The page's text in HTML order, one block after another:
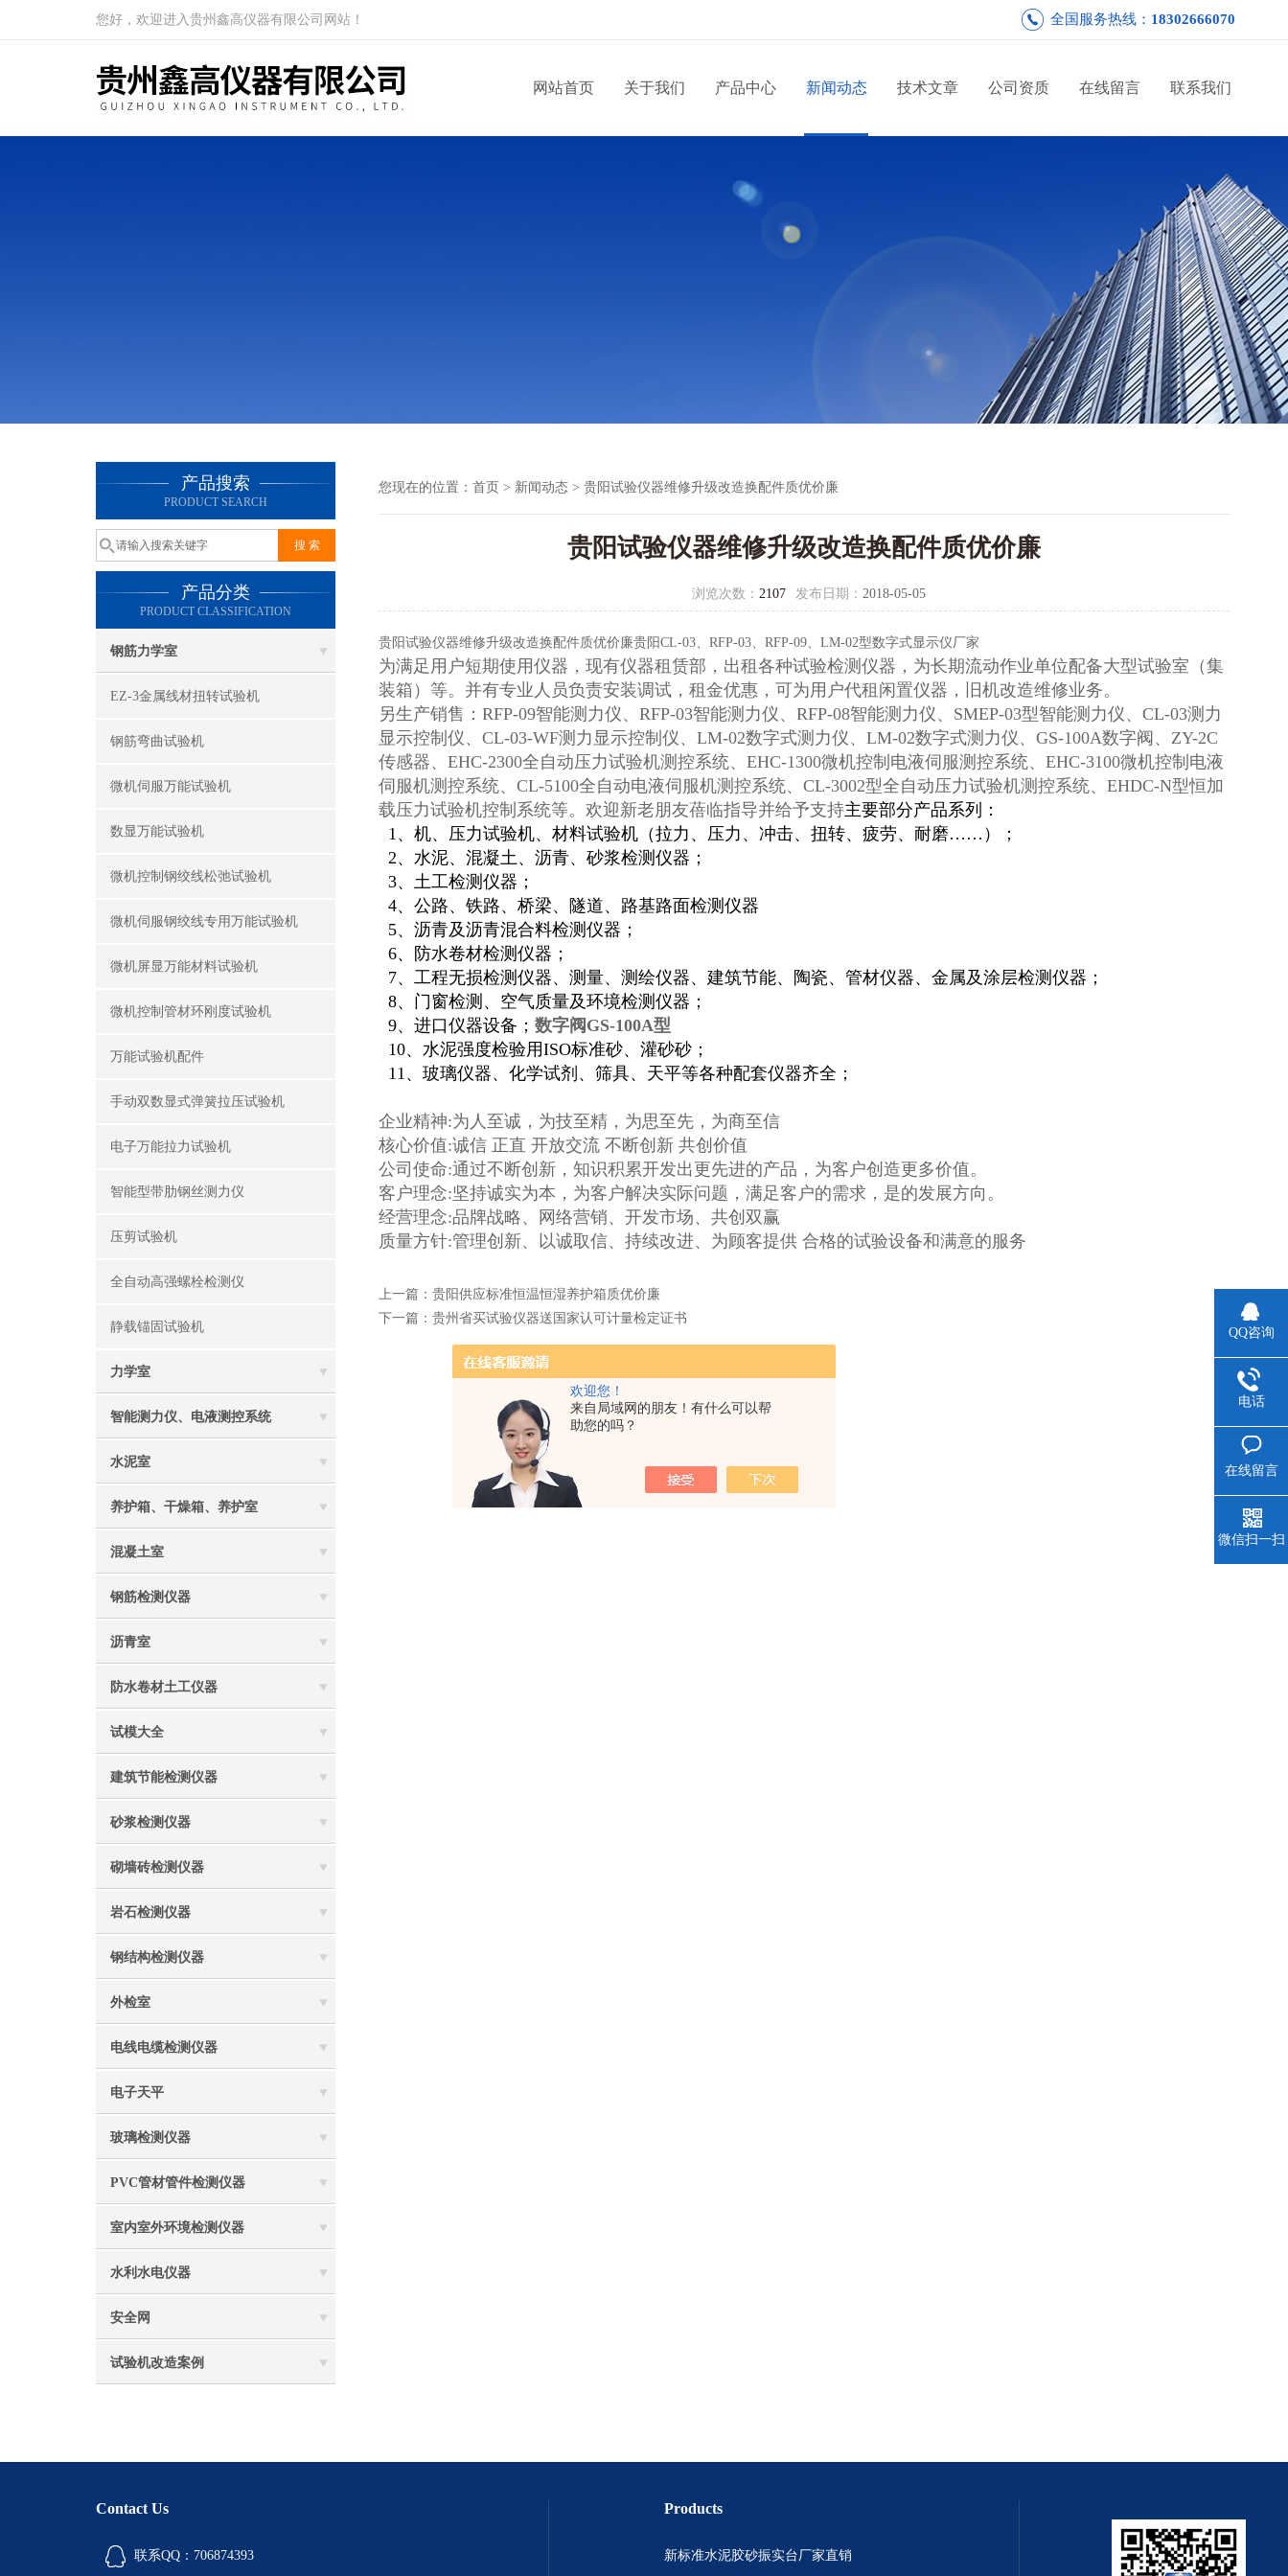
欢迎您！
来自局域网的朋友！有什么可以帮
助您的吗？
您好，欢迎进入贵州鑫高仪器有限公司网站！ 全国服务热线： 18302666070
网站首页 关于我们 产品中心 新闻动态 技术文章 公司资质 在线留言 联系我们
产品搜索
PRODUCT SEARCH
产品分类
PRODUCT CLASSIFICATION
钢筋力学室
EZ-3金属线材扭转试验机
钢筋弯曲试验机
微机伺服万能试验机
数显万能试验机
微机控制钢绞线松弛试验机
微机伺服钢绞线专用万能试验机
微机屏显万能材料试验机
微机控制管材环刚度试验机
万能试验机配件
手动双数显式弹簧拉压试验机
电子万能拉力试验机
智能型带肋钢丝测力仪
压剪试验机
全自动高强螺栓检测仪
静载锚固试验机
力学室
智能测力仪、电液测控系统
水泥室
养护箱、干燥箱、养护室
混凝土室
钢筋检测仪器
沥青室
防水卷材土工仪器
试模大全
建筑节能检测仪器
砂浆检测仪器
砌墙砖检测仪器
岩石检测仪器
钢结构检测仪器
外检室
电线电缆检测仪器
电子天平
玻璃检测仪器
PVC管材管件检测仪器
室内室外环境检测仪器
水利水电仪器
安全网
试验机改造案例
您现在的位置： 首页 > 新闻动态 > 贵阳试验仪器维修升级改造换配件质优价廉
贵阳试验仪器维修升级改造换配件质优价廉
浏览次数： 2107 发布日期： 2018-05-05
贵阳试验仪器维修升级改造换配件质优价廉贵阳CL-03、RFP-03、RFP-09、LM-02型数字式显示仪厂家
为满足用户短期使用仪器，现有仪器租赁部，出租各种试验检测仪器，为长期流动作业单位配备大型试验室（集
装箱）等。并有专业人员负责安装调试，租金优惠，可为用户代租闲置仪器，旧机改造维修业务。
另生产销售：RFP-09智能测力仪、RFP-03智能测力仪、RFP-08智能测力仪、SMEP-03型智能测力仪、CL-03测力
显示控制仪、CL-03-WF测力显示控制仪、LM-02数字式测力仪、LM-02数字式测力仪、GS-100A数字阀、ZY-2C
传感器、EHC-2300全自动压力试验机测控系统、EHC-1300微机控制电液伺服测控系统、EHC-3100微机控制电液
伺服机测控系统、CL-5100全自动电液伺服机测控系统、CL-3002型全自动压力试验机测控系统、EHDC-N型恒加
载压力试验机控制系统等。欢迎新老朋友蓓临指导并给予支持主要部分产品系列：
1、机、压力试验机、材料试验机（拉力、压力、冲击、扭转、疲劳、耐磨……）；
2、水泥、混凝土、沥青、砂浆检测仪器；
3、土工检测仪器；
4、公路、铁路、桥梁、隧道、路基路面检测仪器
5、沥青及沥青混合料检测仪器；
6、防水卷材检测仪器；
7、工程无损检测仪器、测量、测绘仪器、建筑节能、陶瓷、管材仪器、金属及涂层检测仪器；
8、门窗检测、空气质量及环境检测仪器；
9、进口仪器设备； 数字阀GS-100A型
10、水泥强度检验用ISO标准砂、灌砂砂；
11、玻璃仪器、化学试剂、筛具、天平等各种配套仪器齐全；
企业精神:为人至诚，为技至精，为思至先，为商至信
核心价值:诚信 正直 开放交流 不断创新 共创价值
公司使命:通过不断创新，知识积累开发出更先进的产品，为客户创造更多价值。
客户理念:坚持诚实为本，为客户解决实际问题，满足客户的需求，是的发展方向。
经营理念:品牌战略、网络营销、开发市场、共创双赢
质量方针:管理创新、以诚取信、持续改进、为顾客提供 合格的试验设备和满意的服务
上一篇： 贵阳供应标准恒温恒湿养护箱质优价廉
下一篇： 贵州省买试验仪器送国家认可计量检定证书
Contact Us
联系QQ：706874393
Products
新标准水泥胶砂振实台厂家直销
QQ咨询
电话
在线留言
微信扫一扫